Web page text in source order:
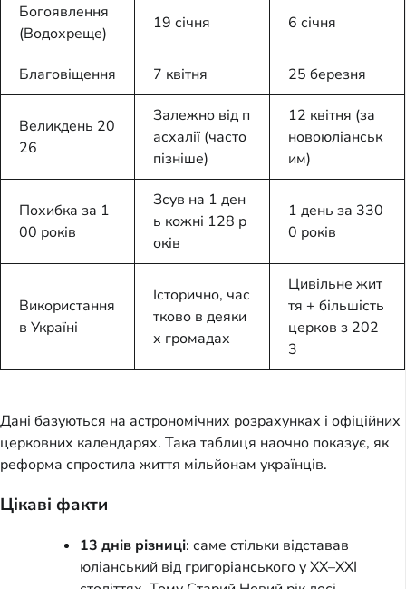
Богоявлення
(Водохреще)
19 січня 6 січня
Благовіщення 7 квітня 25 березня
Великдень 20
26
Залежно від п
асхалії (часто
пізніше)
12 квітня (за
новоюліанськ
им)
Похибка за 1
00 років
Зсув на 1 ден
ь кожні 128 р
оків
1 день за 330
0 років
Використання
в Україні
Історично, час
тково в деяки
х громадах
Цивільне жит
тя + більшість
церков з 202
3
Дані базуються на астрономічних розрахунках і офіційних
церковних календарях. Така таблиця наочно показує, як
реформа спростила життя мільйонам українців.
Цікаві факти
13 днів різниці: саме стільки відставав
юліанський від григоріанського у XX–XXI